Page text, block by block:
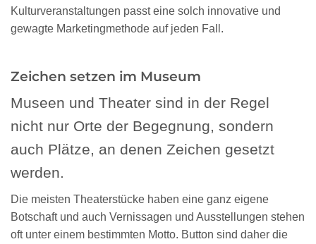
Kulturveranstaltungen passt eine solch innovative und
gewagte Marketingmethode auf jeden Fall.
Zeichen setzen im Museum
Museen und Theater sind in der Regel
nicht nur Orte der Begegnung, sondern
auch Plätze, an denen Zeichen gesetzt
werden.
Die meisten Theaterstücke haben eine ganz eigene
Botschaft und auch Vernissagen und Ausstellungen stehen
oft unter einem bestimmten Motto. Button sind daher die